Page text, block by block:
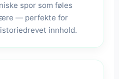
spor som føles
— perfekte for
innhold.